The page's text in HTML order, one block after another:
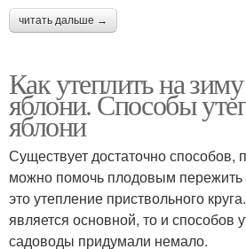
читать дальше →
Как утеплить на
яблони. Способы
яблони
Существует достаточно
можно помочь плодовым пережить
это утепление приствольного
является основной, то и способов
садоводы придумали немало.